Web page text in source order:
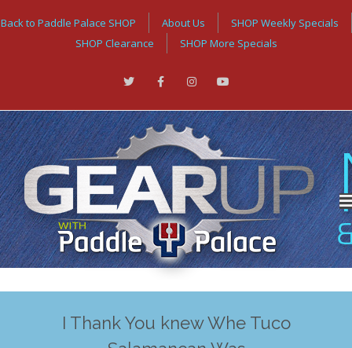
Back to Paddle Palace SHOP About Us
SHOP Weekly Specials
SHOP Clearance
SHOP More Specials
I Thank You knew Whe Tuco